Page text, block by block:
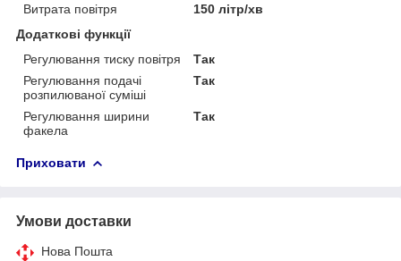
Витрата повітря
150 літр/хв
Додаткові функції
Регулювання тиску повітря
Так
Регулювання подачі
розпилюваної суміші
Так
Регулювання ширини
факела
Так
Приховати
Умови доставки
Нова Пошта